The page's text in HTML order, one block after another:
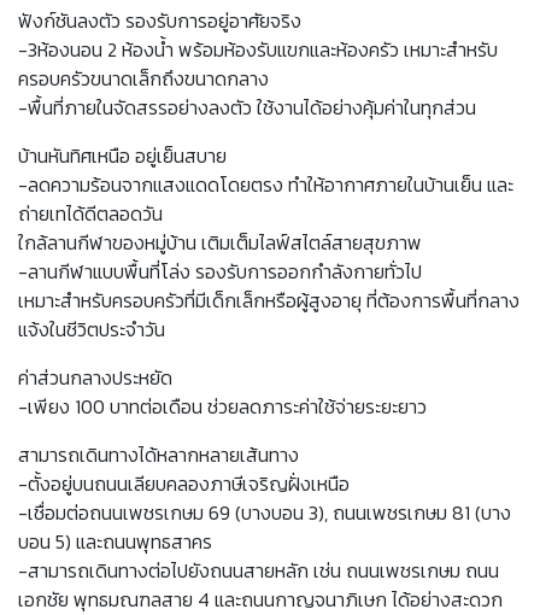
ฟังก์ชันลงตัว รองรับการอยู่อาศัยจริง
-3ห้องนอน 2 ห้องน้ำ พร้อมห้องรับแขกและห้องครัว เหมาะสำหรับ
ครอบครัวขนาดเล็กถึงขนาดกลาง
-พื้นที่ภายในจัดสรรอย่างลงตัว ใช้งานได้อย่างคุ้มค่าในทุกส่วน
บ้านหันทิศเหนือ อยู่เย็นสบาย
-ลดความร้อนจากแสงแดดโดยตรง ทำให้อากาศภายในบ้านเย็น และ
ถ่ายเทได้ดีตลอดวัน
ใกล้ลานกีฬาของหมู่บ้าน เติมเต็มไลฟ์สไตล์สายสุขภาพ
-ลานกีฬาแบบพื้นที่โล่ง รองรับการออกกำลังกายทั่วไป
เหมาะสำหรับครอบครัวที่มีเด็กเล็กหรือผู้สูงอายุ ที่ต้องการพื้นที่กลาง
แจ้งในชีวิตประจำวัน
ค่าส่วนกลางประหยัด
-เพียง 100 บาทต่อเดือน ช่วยลดภาระค่าใช้จ่ายระยะยาว
สามารถเดินทางได้หลากหลายเส้นทาง
-ตั้งอยู่บนถนนเลียบคลองภาษีเจริญฝั่งเหนือ
-เชื่อมต่อถนนเพชรเกษม 69 (บางบอน 3), ถนนเพชรเกษม 81 (บาง
บอน 5) และถนนพุทธสาคร
-สามารถเดินทางต่อไปยังถนนสายหลัก เช่น ถนนเพชรเกษม ถนน
เอกชัย พุทธมณฑลสาย 4 และถนนกาญจนาภิเษก ได้อย่างสะดวก